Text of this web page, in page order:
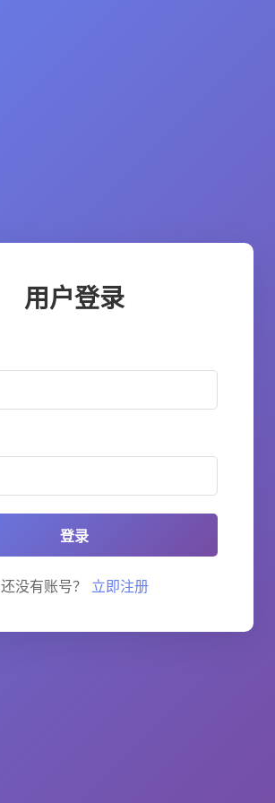
用户登录
登录
还没有账号？ 立即注册